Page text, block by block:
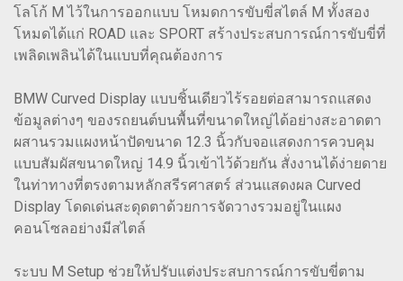
โลโก้ M ไว้ในการออกแบบ โหมดการขับขี่สไตล์ M ทั้งสอง
โหมดได้แก่ ROAD และ SPORT สร้างประสบการณ์การขับขี่ที่
เพลิดเพลินได้ในแบบที่คุณต้องการ
BMW Curved Display แบบชิ้นเดียวไร้รอยต่อสามารถแสดง
ข้อมูลต่างๆ ของรถยนต์บนพื้นที่ขนาดใหญ่ได้อย่างสะอาดตา
ผสานรวมแผงหน้าปัดขนาด 12.3 นิ้วกับจอแสดงการควบคุม
แบบสัมผัสขนาดใหญ่ 14.9 นิ้วเข้าไว้ด้วยกัน สั่งงานได้ง่ายดาย
ในท่าทางที่ตรงตามหลักสรีรศาสตร์ ส่วนแสดงผล Curved
Display โดดเด่นสะดุดตาด้วยการจัดวางรวมอยู่ในแผง
คอนโซลอย่างมีสไตล์
ระบบ M Setup ช่วยให้ปรับแต่งประสบการณ์การขับขี่ตาม